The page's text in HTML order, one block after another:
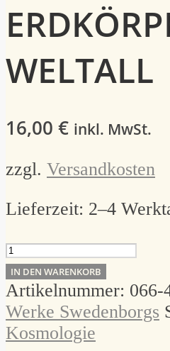
WELTALL
16,00 € inkl. MwSt.
zzgl. Versandkosten
Lieferzeit: 2–4
Erdkörper
im
Weltall
Menge
IN DEN WARENKORB
Artikelnummer: 066-
Werke Swedenborgs
Kosmologie